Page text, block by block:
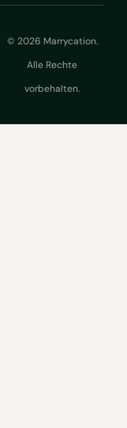
© 2026 Marrycation.
Alle Rechte
vorbehalten.